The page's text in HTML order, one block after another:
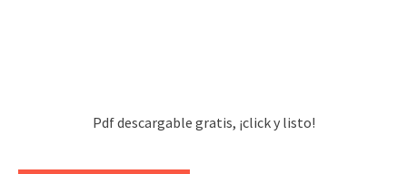
Pdf descargable gratis, ¡click y listo!